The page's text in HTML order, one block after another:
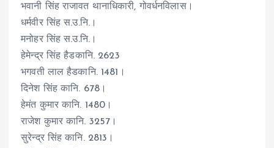
भवानी सिंह राजावत थानाधिकारी, गोवर्धनविलास।
धर्मवीर सिंह स.उ.नि.।
मनोहर सिंह स.उ.नि.।
हेमेन्द्र सिंह हैडकानि. 2623
भगवती लाल हैडकानि. 1481।
दिनेश सिंह कानि. 678।
हेमंत कुमार कानि. 1480।
राजेश कुमार कानि. 3257।
सुरेन्द्र सिंह कानि. 2813।